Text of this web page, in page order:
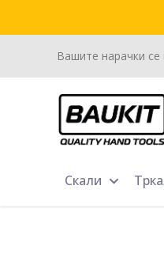
Вашите нарачки
Скали